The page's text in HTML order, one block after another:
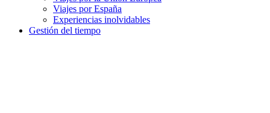
Viajes por España
Experiencias inolvidables
Gestión del tiempo